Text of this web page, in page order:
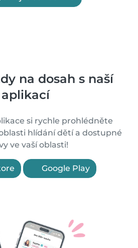
na dosah s naší
aplikací
si rychle prohlédněte
hlídání dětí a dostupné
ve vaší oblasti!
Google Play